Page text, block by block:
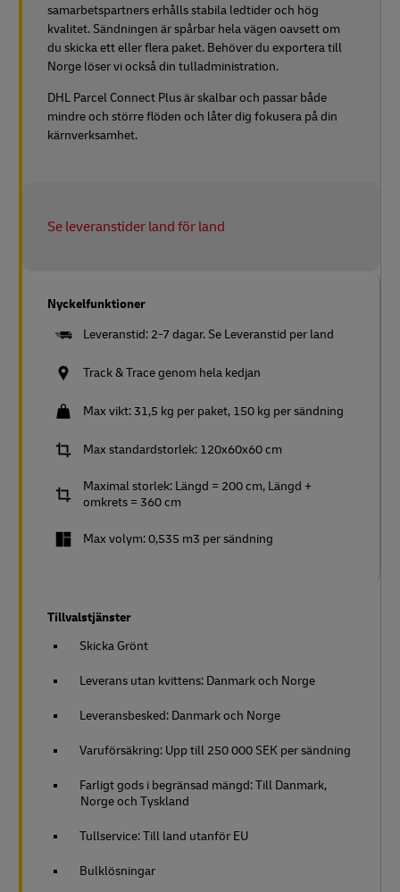
samarbetspartners erhålls stabila ledtider och hög
kvalitet. Sändningen är spårbar hela vägen oavsett om
du skicka ett eller flera paket. Behöver du exportera till
Norge löser vi också din tulladministration.
DHL Parcel Connect Plus är skalbar och passar både
mindre och större flöden och låter dig fokusera på din
kärnverksamhet.
Se leveranstider land för land
Nyckelfunktioner
Leveranstid: 2-7 dagar. Se Leveranstid per land
Track & Trace genom hela kedjan
Max vikt: 31,5 kg per paket, 150 kg per sändning
Max standardstorlek: 120x60x60 cm
Maximal storlek: Längd = 200 cm, Längd +
omkrets = 360 cm
Max volym: 0,535 m3 per sändning
Tillvalstjänster
Skicka Grönt
Leverans utan kvittens: Danmark och Norge
Leveransbesked: Danmark och Norge
Varuförsäkring: Upp till 250 000 SEK per sändning
Farligt gods i begränsad mängd: Till Danmark,
Norge och Tyskland
Tullservice: Till land utanför EU
Bulklösningar